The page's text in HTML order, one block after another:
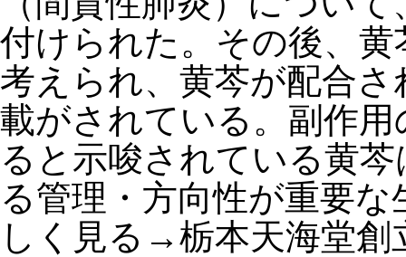
付けられた。その後、
考えられ、黄芩が配合
載がされている。副作
ると示唆されている黄
る管理・方向性が重要
しく見る→栃本天海堂創